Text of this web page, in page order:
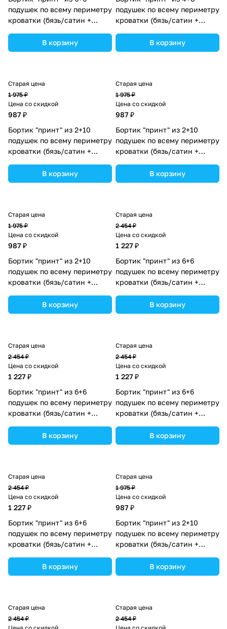
подушек по всему периметру
кроватки (бязь/сатин +
цвета в ассортименте.
В корзину
подушек по всему периметру
кроватки (бязь/сатин +
цвета в ассортименте.
В корзину
Старая цена
1 975 ₽
Цена со скидкой
987 ₽
Бортик "принт" из 2+10
подушек по всему периметру
кроватки (бязь/сатин +
цвета в ассортименте.
В корзину
Старая цена
1 975 ₽
Цена со скидкой
987 ₽
Бортик "принт" из 2+10
подушек по всему периметру
кроватки (бязь/сатин +
цвета в ассортименте.
В корзину
Старая цена
1 975 ₽
Цена со скидкой
987 ₽
Бортик "принт" из 2+10
подушек по всему периметру
кроватки (бязь/сатин +
цвета в ассортименте.
В корзину
Старая цена
2 454 ₽
Цена со скидкой
1 227 ₽
Бортик "принт" из 6+6
подушек по всему периметру
кроватки (бязь/сатин +
цвета в ассортименте.
В корзину
Старая цена
2 454 ₽
Цена со скидкой
1 227 ₽
Бортик "принт" из 6+6
подушек по всему периметру
кроватки (бязь/сатин +
цвета в ассортименте.
В корзину
Старая цена
2 454 ₽
Цена со скидкой
1 227 ₽
Бортик "принт" из 6+6
подушек по всему периметру
кроватки (бязь/сатин +
цвета в ассортименте.
В корзину
Старая цена
2 454 ₽
Цена со скидкой
1 227 ₽
Бортик "принт" из 6+6
подушек по всему периметру
кроватки (бязь/сатин +
цвета в ассортименте.
В корзину
Старая цена
1 975 ₽
Цена со скидкой
987 ₽
Бортик "принт" из 2+10
подушек по всему периметру
кроватки (бязь/сатин +
цвета в ассортименте.
В корзину
Старая цена
2 454 ₽
Старая цена
2 454 ₽